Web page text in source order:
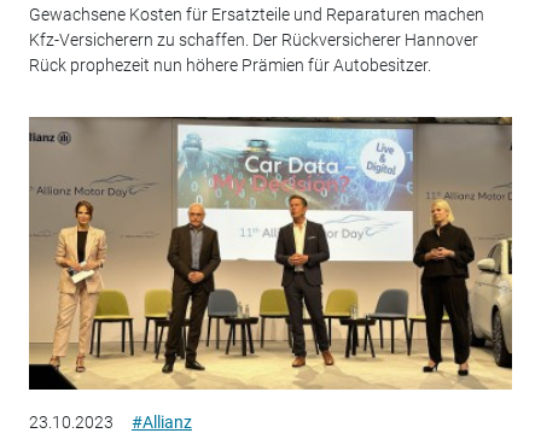
Gewachsene Kosten für Ersatzteile und Reparaturen machen
Kfz-Versicherern zu schaffen. Der Rückversicherer Hannover
Rück prophezeit nun höhere Prämien für Autobesitzer.
23.10.2023 #Allianz